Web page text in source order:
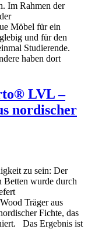
Im Rahmen der
Möbel für ein
und für den
Studierende.
haben dort
LVL –
nordischer
zu sein: Der
wurde durch
Träger aus
Fichte, das
Das Ergebnis ist